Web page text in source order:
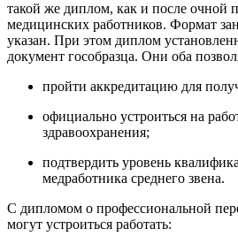
такой же диплом, как и после очной
медицинских работников. Формат
указан. При этом диплом
документ гособразца. Они оба
пройти аккредитацию для
официально устроиться на
здравоохранения;
подтвердить уровень
медработника среднего звена.
С дипломом о профессиональной
могут устроиться работать: